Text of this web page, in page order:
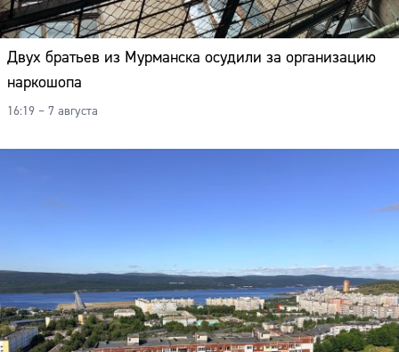
Двух братьев из Мурманска осудили за организацию
наркошопа
16:19 – 7 августа
Сайт: